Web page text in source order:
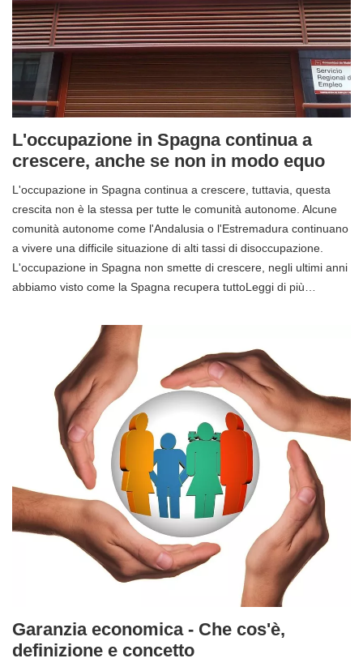
L'occupazione in Spagna continua a
crescere, anche se non in modo equo
L'occupazione in Spagna continua a crescere, tuttavia, questa
crescita non è la stessa per tutte le comunità autonome. Alcune
comunità autonome come l'Andalusia o l'Estremadura continuano
a vivere una difficile situazione di alti tassi di disoccupazione.
L'occupazione in Spagna non smette di crescere, negli ultimi anni
abbiamo visto come la Spagna recupera tuttoLeggi di più…
Garanzia economica - Che cos'è,
definizione e concetto